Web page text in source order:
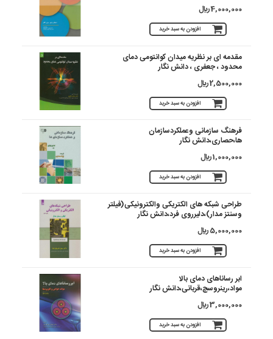
4,000,000 ريال
افزودن به سبد خرید
مقدمه ای بر نظریه میدان کوانتومی دمای
محدود ، جعفری ، دانش نگار
2,500,000 ريال
افزودن به سبد خرید
فرهنگ سازمانی وعملکردسازمان
ها،حصاری،دانش نگار
1,000,000 ريال
افزودن به سبد خرید
طراحی شبکه های الکتریکی والکترونیکی(فیلتر
وسنتز مدار)،دلیرروی فرد،دانش نگار
5,000,000 ريال
افزودن به سبد خرید
ابر رساناهای‏ دمای‏ بالا
مواد،رینروسچ،قربانی،دانش نگار
3,000,000 ريال
افزودن به سبد خرید